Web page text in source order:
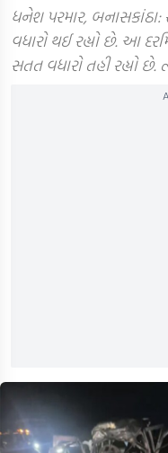
ધનેશ પરમાર,
વધારો થઈ રહ્યો છે. આ
સતત વધારો તહી રહ્યો